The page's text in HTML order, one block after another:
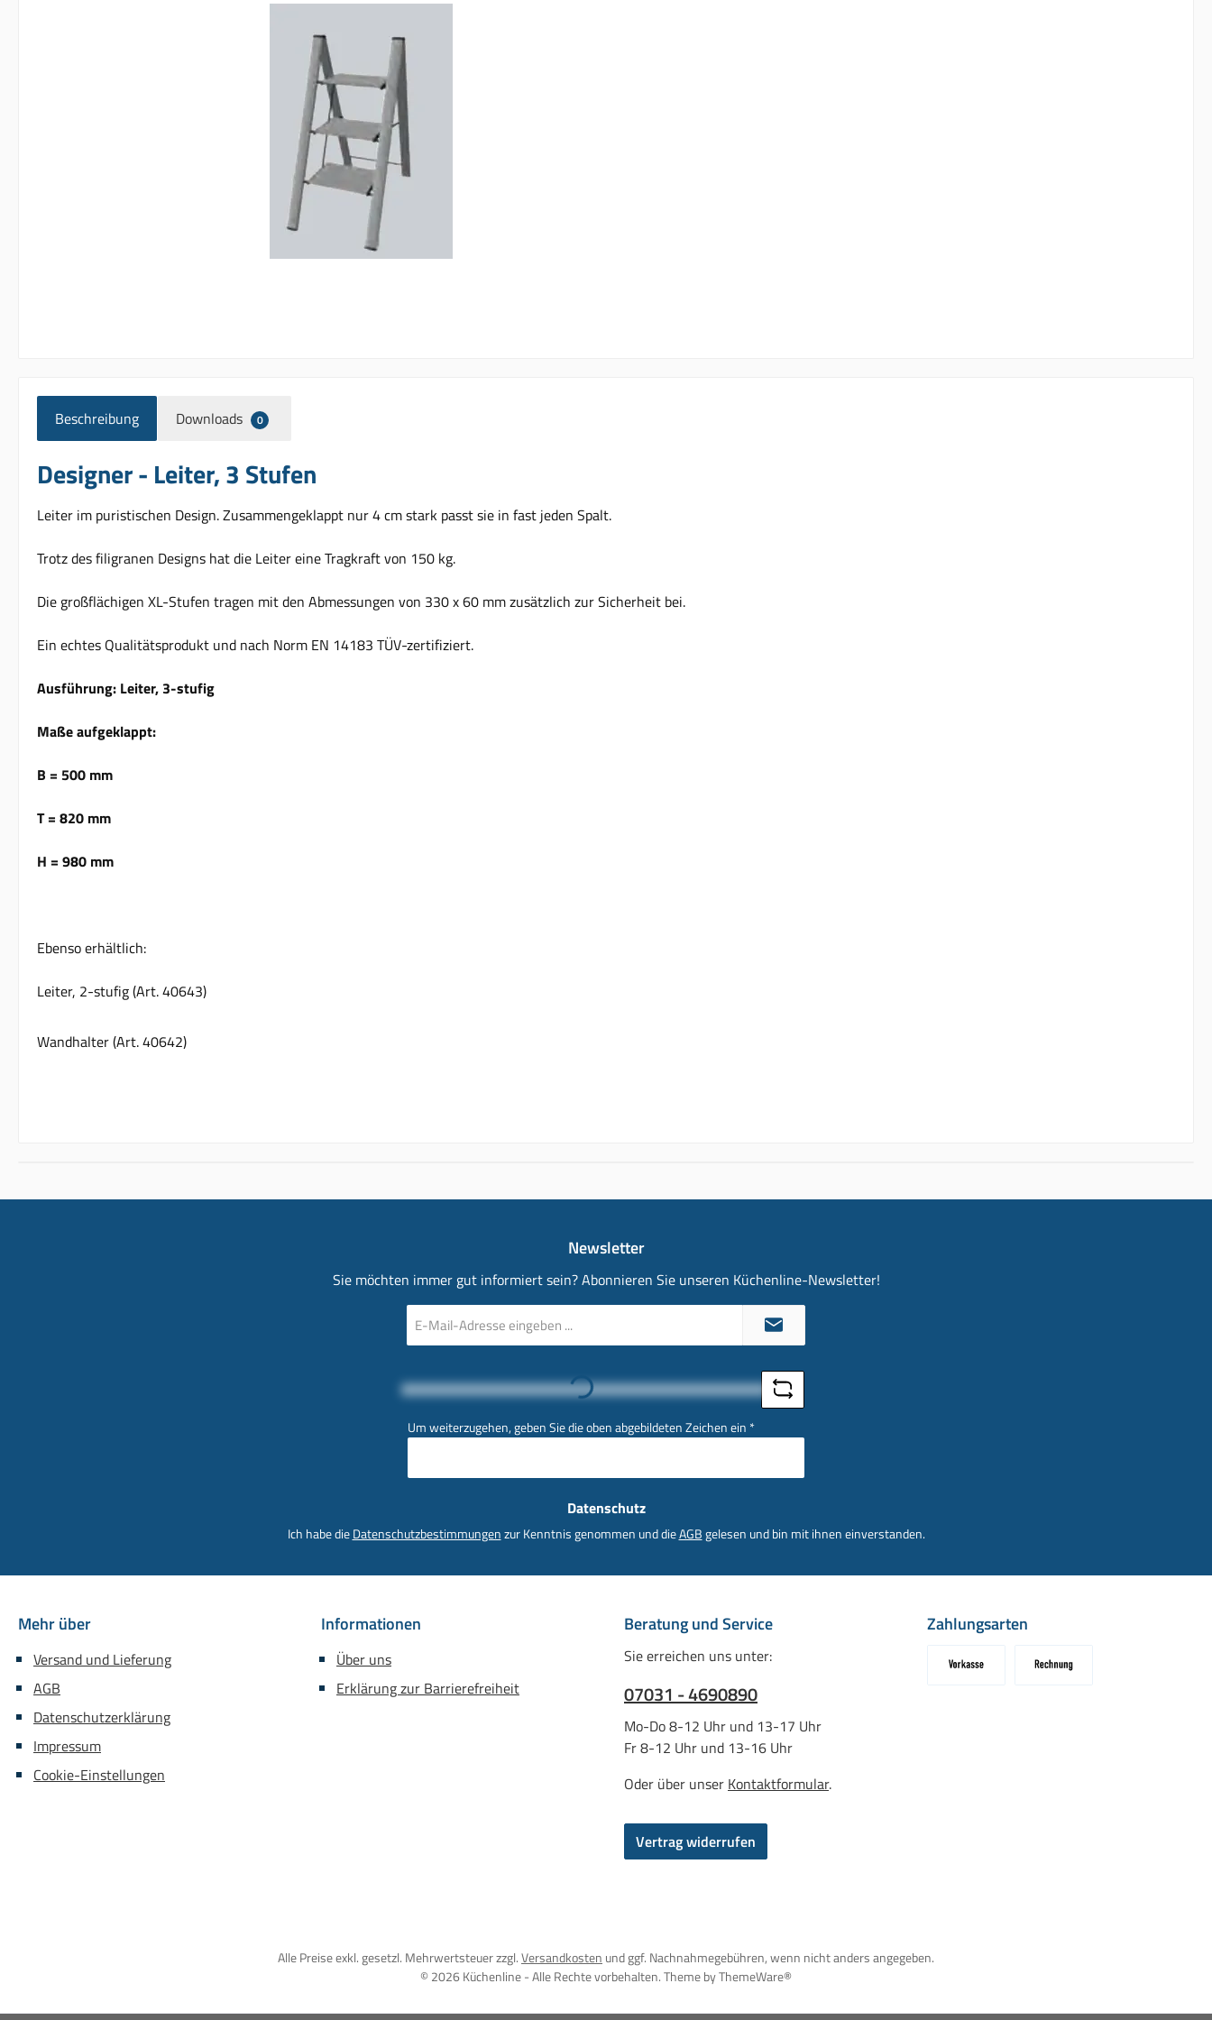
Beschreibung Downloads 0
Designer - Leiter, 3 Stufen
Leiter im puristischen Design. Zusammengeklappt nur 4 cm stark passt sie in fast jeden Spalt.
Trotz des filigranen Designs hat die Leiter eine Tragkraft von 150 kg.
Die großflächigen XL-Stufen tragen mit den Abmessungen von 330 x 60 mm zusätzlich zur Sicherheit bei.
Ein echtes Qualitätsprodukt und nach Norm EN 14183 TÜV-zertifiziert.
Ausführung: Leiter, 3-stufig
Maße aufgeklappt:
B = 500 mm
T = 820 mm
H = 980 mm
Ebenso erhältlich:
Leiter, 2-stufig (Art. 40643)
Wandhalter (Art. 40642)
Newsletter
Sie möchten immer gut informiert sein? Abonnieren Sie unseren Küchenline-Newsletter!
Mail-
Loading...
Um weiterzugehen, geben Sie die oben abgebildeten Zeichen ein *
Datenschutz
Ich habe dieDatenschutzbestimmungenzur Kenntnis genommen und dieAGBgelesen und bin mit ihnen einverstanden.
Mehr über
Versand und Lieferung
AGB
Datenschutzerklärung
Impressum
Cookie-Einstellungen
Informationen
Über uns
Erklärung zur Barrierefreiheit
Beratung und Service
Sie erreichen uns unter:
07031 - 4690890
Mo-Do 8-12 Uhr und 13-17 Uhr
Fr 8-12 Uhr und 13-16 Uhr
Oder über unser Kontaktformular.
Vertrag widerrufen
Zahlungsarten
Alle Preise exkl. gesetzl. Mehrwertsteuer zzgl.Versandkosten und ggf. Nachnahmegebühren, wenn nicht anders angegeben.
© 2026 Küchenline - Alle Rechte vorbehalten. Theme byThemeWare®